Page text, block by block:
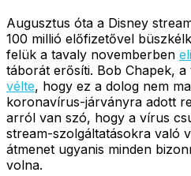
Augusztus óta a Disney
100 millió előfizetővel
felük a tavaly novemberben
táborát erősíti. Bob Chapek,
vélte, hogy ez a dolog nem
koronavírus-járványra adott
arról van szó, hogy a vírus
stream-szolgáltatásokra való
átmenet ugyanis minden
volna.